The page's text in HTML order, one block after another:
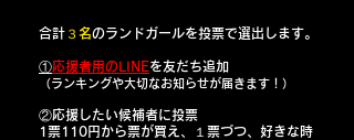
合計 ３名のランドガールを投票で選出します。
①応援者用のLINEを友だち追加
（ランキングや大切なお知らせが届きます！）
②応援したい候補者に投票
1票110円から票が買え、１票づつ、好きな時